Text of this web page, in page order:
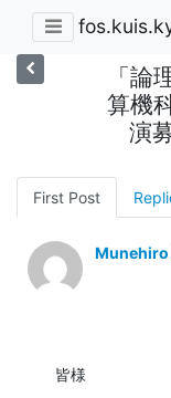
「論
算機
演
First Post
Munehiro
皆様